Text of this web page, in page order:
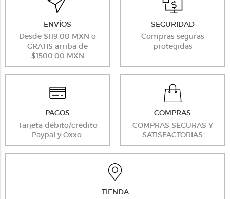
ENVÍOS
Desde $119.00 MXN o
GRATIS arriba de
$1500.00 MXN
SEGURIDAD
Compras seguras
protegidas
PAGOS
Tarjeta débito/crédito
Paypal y Oxxo.
COMPRAS
COMPRAS SEGURAS Y
SATISFACTORIAS
TIENDA